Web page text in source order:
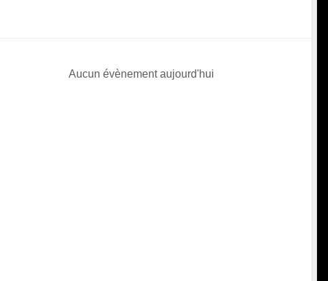
Aucun évènement aujourd'hui